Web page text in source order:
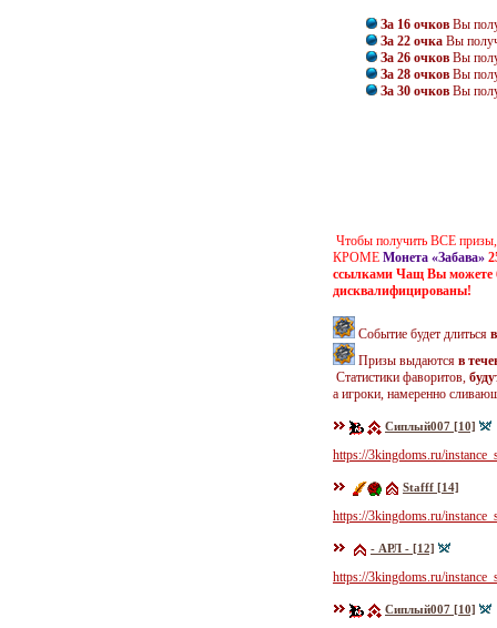
За 16 очков Вы
За 22 очка Вы
За 26 очков Вы
За 28 очков Вы
За 30 очков Вы
Чтобы получить ВСЕ
КРОМЕ Монета «Забава»
ссылками Чащ Вы можете
дисквалифицированы!
Событие будет длиться
Призы выдаются в
Статистики фаворитов,
а игроки, намеренно
Сиплый007 [10]
https://3kingdoms.ru/
Stafff [14]
https://3kingdoms.ru/
- АРЛ - [12]
https://3kingdoms.ru/
Сиплый007 [10]